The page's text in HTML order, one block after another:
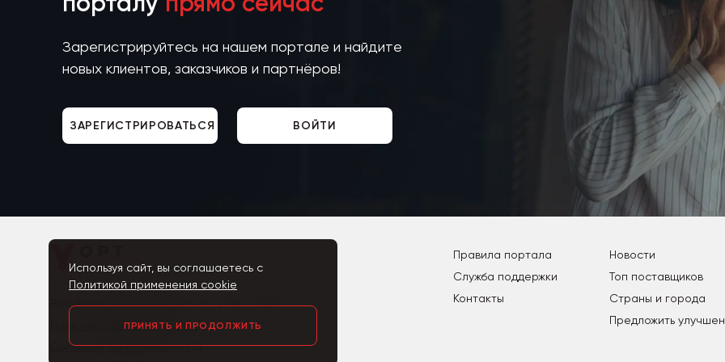
Зарегистрируйтесь на нашем портале и найдите
новых клиентов, заказчиков и партнёров!
ЗАРЕГИСТРИРОВАТЬСЯ ВОЙТИ
Все права защищены © YOPT 2016 - 2025
Политика конфиденциальности ПД
Согласие на обработку ПД
Правила портала
Служба поддержки
Контакты
Новости
Топ поставщиков
Страны и города
Предложить
Используя сайт, вы соглашаетесь с
Политикой применения cookie
ПРИНЯТЬ И ПРОДОЛЖИТЬ